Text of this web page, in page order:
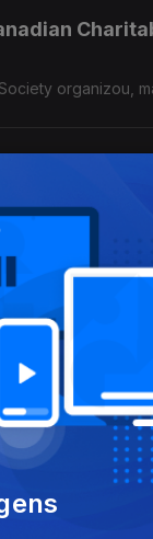
organizou,
Silva - Andorra
no pequeno
território.
palacete